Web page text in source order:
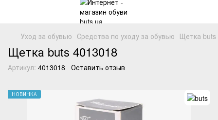
Уход за обувью Средства по уходу за обувью Щетка buts
Щетка buts 4013018
Артикул: 4013018 Оставить отзыв
НОВИНКА